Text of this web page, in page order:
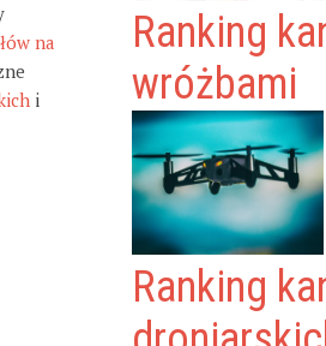
na
i
Ranking
wróżbami
Ranking